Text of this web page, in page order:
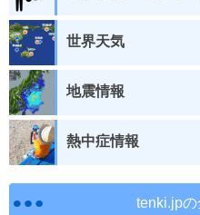
世界天気
地震情報
熱中症情報
tenki.jp